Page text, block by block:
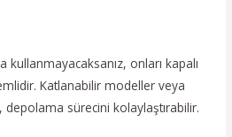
kullanmayacaksanız, onları kapalı
Katlanabilir modeller veya
sürecini kolaylaştırabilir.